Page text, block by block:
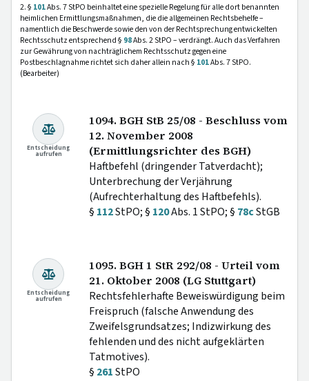
2. § 101Abs. 7 StPO beinhaltet eine spezielle Regelung für alle dort benannten
heimlichen Ermittlungsmaßnahmen, die die allgemeinen Rechtsbehelfe –
namentlich die Beschwerde sowie den von der Rechtsprechung entwickelten
Rechtsschutz entsprechend § 98Abs. 2 StPO – verdrängt. Auch das Verfahren
zur Gewährung von nachträglichem Rechtsschutz gegen eine
Postbeschlagnahme richtet sich daher allein nach § 101Abs. 7 StPO.
(Bearbeiter)
Entscheidung
aufrufen
1094. BGH StB 25/08 - Beschluss vom
12. November 2008
(Ermittlungsrichter des BGH)
Haftbefehl (dringender Tatverdacht);
Unterbrechung der Verjährung
(Aufrechterhaltung des Haftbefehls).
§ 112StPO; § 120Abs. 1 StPO; § 78cStGB
Entscheidung
aufrufen
1095. BGH 1 StR 292/08 - Urteil vom
21. Oktober 2008 (LG Stuttgart)
Rechtsfehlerhafte Beweiswürdigung beim
Freispruch (falsche Anwendung des
Zweifelsgrundsatzes; Indizwirkung des
fehlenden und des nicht aufgeklärten
Tatmotives).
§ 261StPO